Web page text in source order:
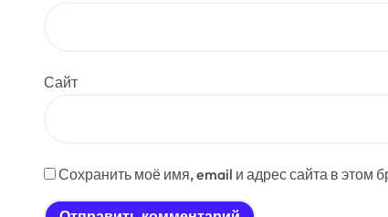
Сайт
Сохранить моё имя, email и адрес сайта в этом